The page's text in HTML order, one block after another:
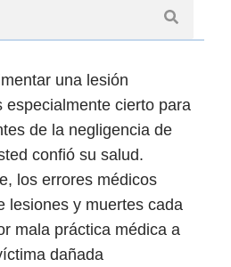
una lesión
especialmente cierto para
de la negligencia de
confió su salud.
los errores médicos
lesiones y muertes cada
mala práctica médica a
dañada